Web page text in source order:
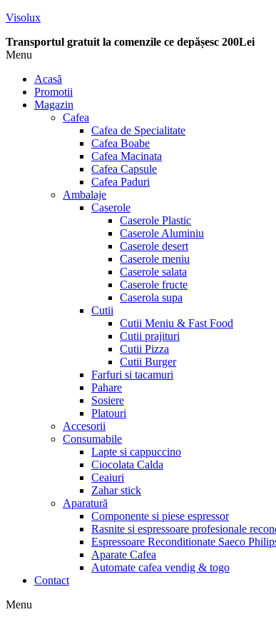
Visolux
Transportul gratuit la comenzile ce depășesc 200Lei
Menu
Acasă
Promotii
Magazin
Cafea
Cafea de Specialitate
Cafea Boabe
Cafea Macinata
Cafea Capsule
Cafea Paduri
Ambalaje
Caserole
Caserole Plastic
Caserole Aluminiu
Caserole desert
Caserole meniu
Caserole salata
Caserole fructe
Caserola supa
Cutii
Cutii Meniu & Fast Food
Cutii prajituri
Cutii Pizza
Cutii Burger
Farfuri si tacamuri
Pahare
Sosiere
Platouri
Accesorii
Consumabile
Lapte si cappuccino
Ciocolata Calda
Ceaiuri
Zahar stick
Aparatură
Componente si piese espressor
Rasnite si espressoare profesionale
Espressoare Reconditionate Saeco
Aparate Cafea
Automate cafea vendig & togo
Contact
Menu